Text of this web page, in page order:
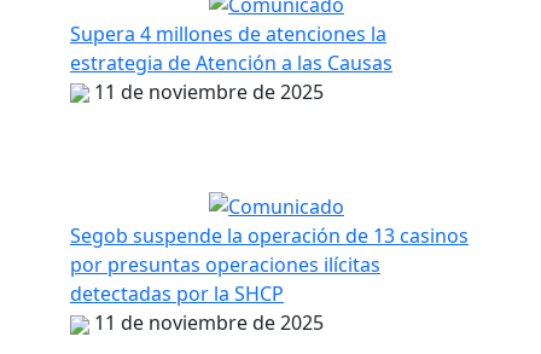
Supera 4 millones de atenciones la
estrategia de Atención a las Causas
11 de noviembre de 2025
Segob suspende la operación de 13 casinos
por presuntas operaciones ilícitas
detectadas por la SHCP
11 de noviembre de 2025